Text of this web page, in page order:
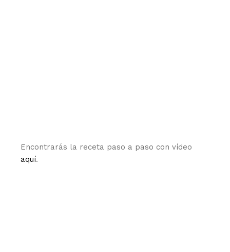
Encontrarás la receta paso a paso con vídeo
aquí.